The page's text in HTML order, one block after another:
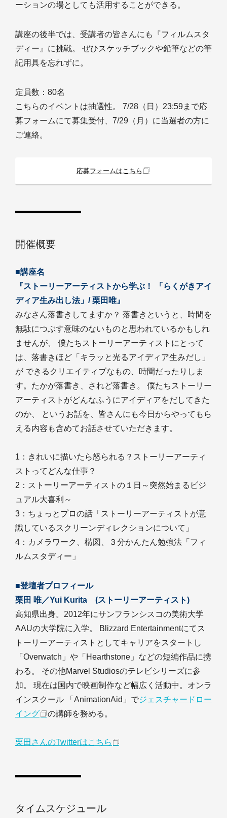
ーションの場としても活用することができる。
講座の後半では、受講者の皆さんにも『フィルムスタ
ディー』に挑戦。 ぜひスケッチブックや鉛筆などの筆
記用具を忘れずに。
定員数：80名
こちらのイベントは抽選性。 7/28（日）23:59まで応
募フォームにて募集受付、7/29（月）に当選者の方に
ご連絡。
応募フォームはこちら
開催概要
■講座名
『ストーリーアーティストから学ぶ！ 「らくがきアイ
ディア生み出し法」/ 栗田唯』
みなさん落書きしてますか？ 落書きというと、時間を
無駄につぶす意味のないものと思われているかもしれ
ませんが、 僕たちストーリーアーティストにとって
は、落書きほど「キラッと光るアイディア生みだし」
が できるクリエイティブなもの、時間だったりしま
す。たかが落書き、されど落書き。 僕たちストーリー
アーティストがどんなふうにアイディアをだしてきた
のか、 というお話を、皆さんにも今日からやってもら
える内容も含めてお話させていただきます。
1：きれいに描いたら怒られる？ストーリーアーティ
ストってどんな仕事？
2：ストーリーアーティストの１日～突然始まるビジ
ュアル大喜利～
3：ちょっとプロの話「ストーリーアーティストが意
識しているスクリーンディレクションについて」
4：カメラワーク、構図、３分かんたん勉強法「フィ
ルムスタディー」
■登壇者プロフィール
栗田 唯／Yui Kurita (ストーリーアーティスト)
高知県出身。2012年にサンフランシスコの美術大学
AAUの大学院に入学。 Blizzard Entertainmentにてス
トーリーアーティストとしてキャリアをスタートし
「Overwatch」や「Hearthstone」などの短編作品に携
わる。 その他Marvel Studiosのテレビシリーズに参
加。 現在は国内で映画制作など幅広く活動中。オンラ
インスクール 「AnimationAid」でジェスチャードロー
イング
の講師を務める。
栗田さんのTwitterはこちら
タイムスケジュール